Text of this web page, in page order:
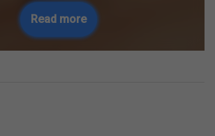
Read more